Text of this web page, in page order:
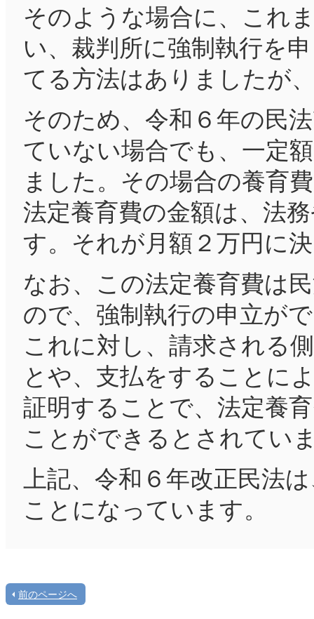
そのような場合に、これ
い、裁判所に強制執行を
てる方法はありましたが
そのため、令和６年の民
ていない場合でも、一定
ました。その場合の養育
法定養育費の金額は、法
す。それが月額２万円に
なお、この法定養育費は
ので、強制執行の申立が
これに対し、請求される
とや、支払をすることに
証明することで、法定養
ことができるとされてい
上記、令和６年改正民法
ことになっています。
前のページへ